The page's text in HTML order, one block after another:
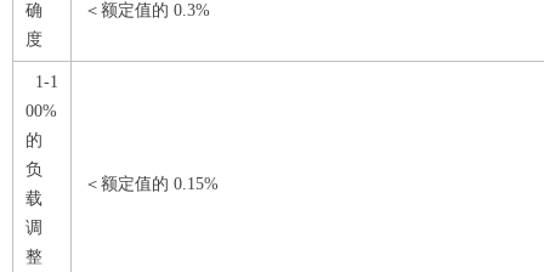
确
度
＜额定值的 0.3%
1-1
00%
的
负
载
调
整
＜额定值的 0.15%